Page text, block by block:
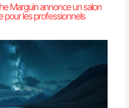
Marguin annonce un salon
pour les professionnels